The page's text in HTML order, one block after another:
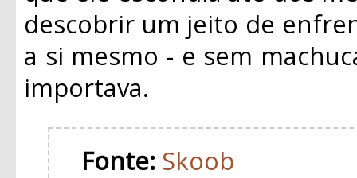
descobrir um jeito de
a si mesmo - e sem
importava.
Fonte: Skoob